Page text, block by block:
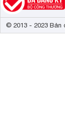
© 2013 - 2023 Bản